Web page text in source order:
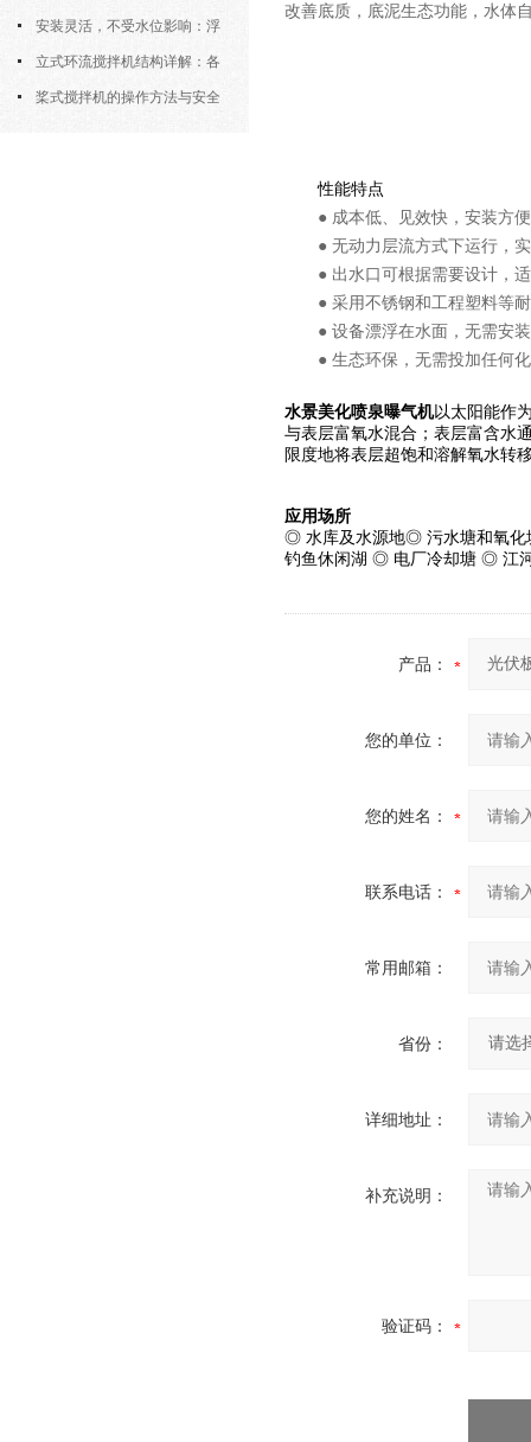
污机的土建配合要求与水平度校准
安装灵活，不受水位影响：浮
筒式曝气机的结构优势与适用场景
立式环流搅拌机结构详解：各
部件的功能与协同
桨式搅拌机的操作方法与安全
改善底质，底泥生态功能，水体
性能特点
● 成本低、见效快，安装方
● 无动力层流方式下运行，
● 出水口可根据需要设计，
● 采用不锈钢和工程塑料等
● 设备漂浮在水面，无需安
● 生态环保，无需投加任何
水景美化喷泉曝气机以太阳能作
与表层富氧水混合；表层富含水
限度地将表层超饱和溶解氧水转
应用场所
◎ 水库及水源地◎ 污水塘和氧
钓鱼休闲湖 ◎ 电厂冷却塘 ◎ 江
产品：
您的单位：
您的姓名：
联系电话：
常用邮箱：
省份：
详细地址：
补充说明：
验证码：